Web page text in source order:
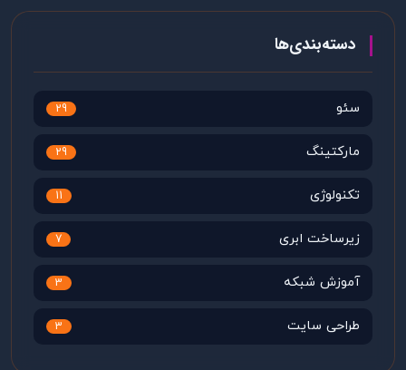
دسته‌بندی‌ها
سئو 29
مارکتینگ 29
تکنولوژی 11
زیرساخت ابری 7
آموزش شبکه 3
طراحی سایت 3